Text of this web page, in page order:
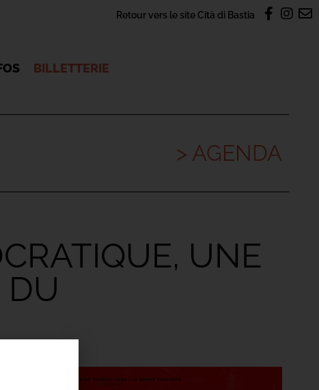
Retour vers le site Cità di Bastia
BILLETTERIE
> AGENDA
UNE
DU